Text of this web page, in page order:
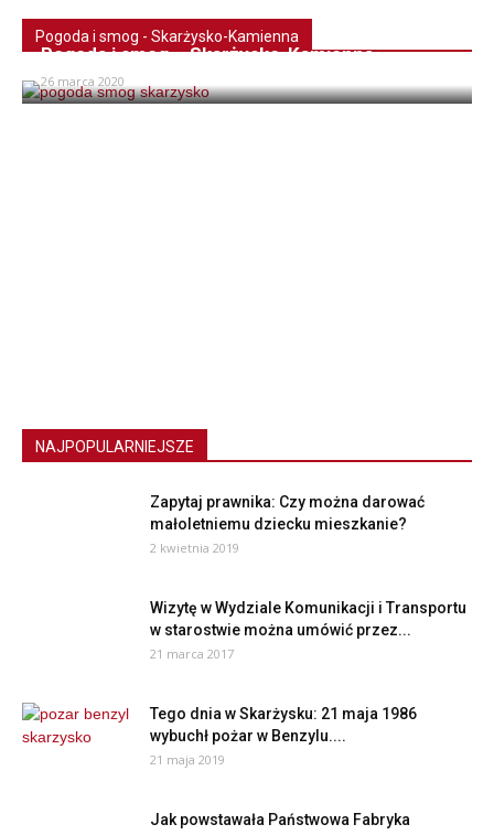
Pogoda i smog - Skarżysko-Kamienna
Pogoda i smog – Skarżysko-Kamienna
26 marca 2020
NAJPOPULARNIEJSZE
Zapytaj prawnika: Czy można darować
małoletniemu dziecku mieszkanie?
2 kwietnia 2019
Wizytę w Wydziale Komunikacji i Transportu
w starostwie można umówić przez...
21 marca 2017
Tego dnia w Skarżysku: 21 maja 1986
wybuchł pożar w Benzylu....
21 maja 2019
Jak powstawała Państwowa Fabryka